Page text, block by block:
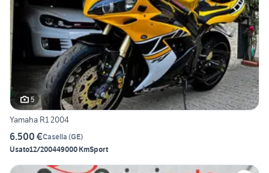
5
Yamaha R1 2004
6.500 €Casella (GE)
Usato12/200449000 KmSport